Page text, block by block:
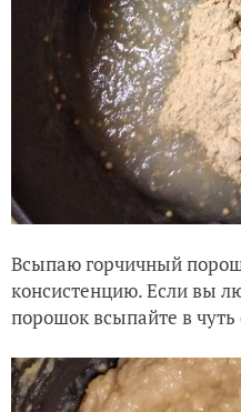
Всыпаю горчичный
консистенцию. Если вы
порошок всыпайте в